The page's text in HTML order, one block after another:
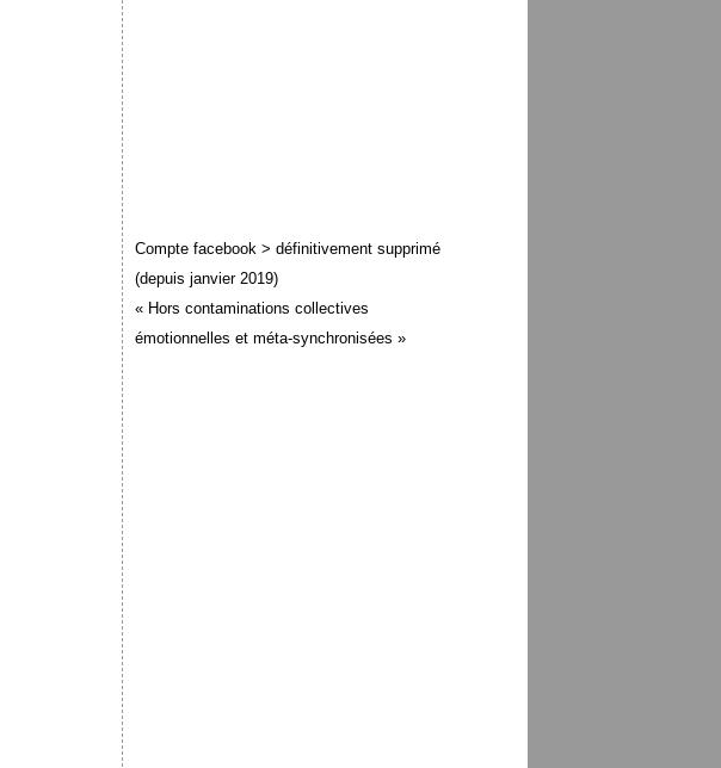
Compte facebook > définitivement supprimé
(depuis janvier 2019)
« Hors contaminations collectives
émotionnelles et méta-synchronisées »